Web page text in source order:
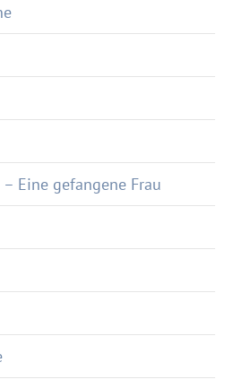
Eine gefangene Frau